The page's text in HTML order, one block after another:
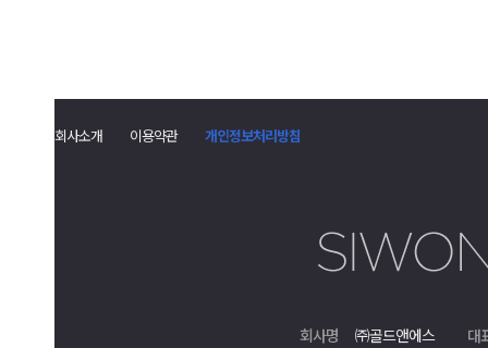
회사소개 이용약관 개인정보처리방침
회사명 ㈜골드앤에스
대